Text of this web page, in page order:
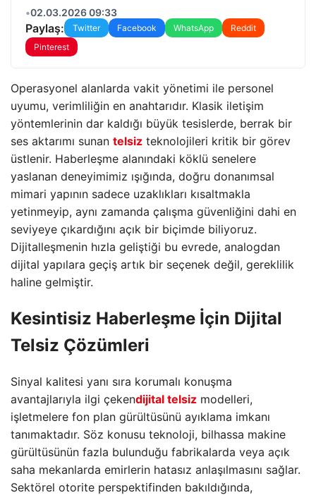
•02.03.2026 09:33
Paylaş: Twitter Facebook WhatsApp
Reddit
Pinterest
Operasyonel alanlarda vakit yönetimi ile personel
uyumu, verimliliğin en anahtarıdır. Klasik iletişim
yöntemlerinin dar kaldığı büyük tesislerde, berrak bir
ses aktarımı sunan telsiz teknolojileri kritik bir görev
üstlenir. Haberleşme alanındaki köklü senelere
yaslanan deneyimimiz ışığında, doğru donanımsal
mimari yapının sadece uzaklıkları kısaltmakla
yetinmeyip, aynı zamanda çalışma güvenliğini dahi en
seviyeye çıkardığını açık bir biçimde biliyoruz.
Dijitalleşmenin hızla geliştiği bu evrede, analogdan
dijital yapılara geçiş artık bir seçenek değil, gereklilik
haline gelmiştir.
Kesintisiz Haberleşme İçin Dijital
Telsiz Çözümleri
Sinyal kalitesi yanı sıra korumalı konuşma
avantajlarıyla ilgi çekendijital telsiz modelleri,
işletmelere fon plan gürültüsünü ayıklama imkanı
tanımaktadır. Söz konusu teknoloji, bilhassa makine
gürültüsünün fazla bulunduğu fabrikalarda veya açık
saha mekanlarda emirlerin hatasız anlaşılmasını sağlar.
Sektörel otorite perspektifinden bakıldığında,